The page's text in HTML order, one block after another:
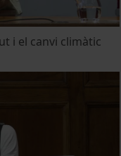
i el canvi climàtic